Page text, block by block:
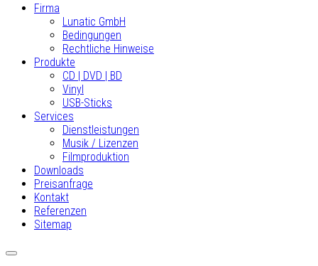
Firma
Lunatic GmbH
Bedingungen
Rechtliche Hinweise
Produkte
CD | DVD | BD
Vinyl
USB-Sticks
Services
Dienstleistungen
Musik / Lizenzen
Filmproduktion
Downloads
Preisanfrage
Kontakt
Referenzen
Sitemap